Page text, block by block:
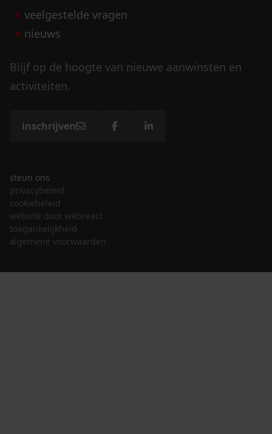
veelgestelde vragen
nieuws
Blijf op de hoogte van nieuwe aanwinsten en
activiteiten.
inschrijven
steun ons
privacybeleid
cookiebeleid
website door webreact
toegankelijkheid
algemene voorwaarden